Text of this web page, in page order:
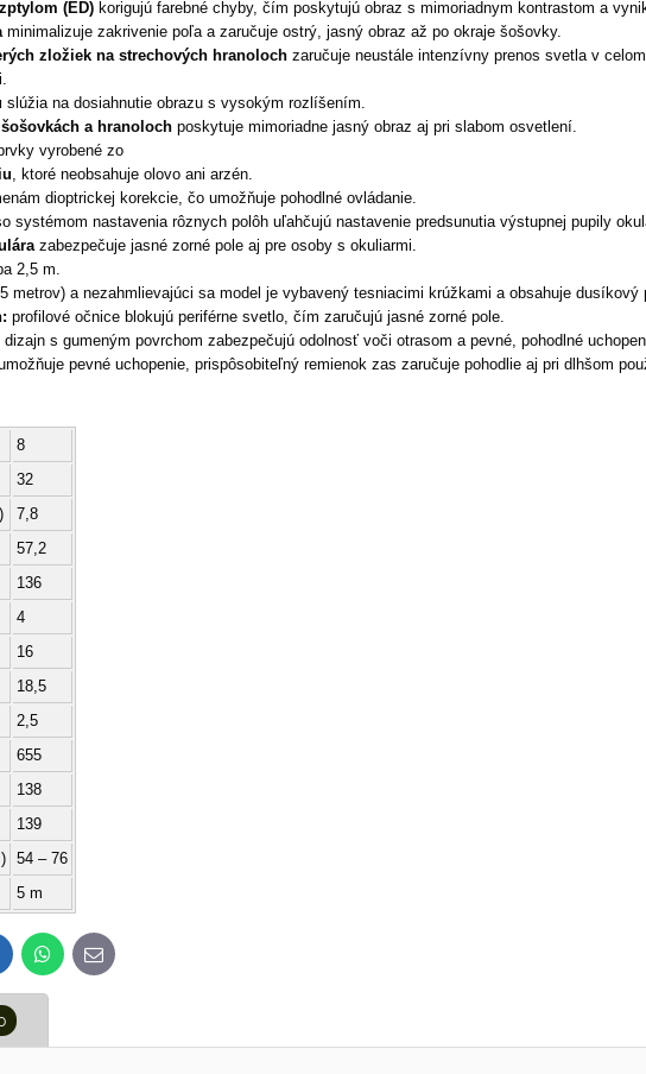
(ED) korigujú farebné chyby, čím poskytujú obraz s mimoriadnym kontrastom a
minimalizuje zakrivenie poľa a zaručuje ostrý, jasný obraz až po okraje šošovky.
zložiek na strechových hranoloch zaručuje neustále intenzívny prenos svetla v
slúžia na dosiahnutie obrazu s vysokým rozlíšením.
a hranoloch poskytuje mimoriadne jasný obraz aj pri slabom osvetlení.
vyrobené zo
, ktoré neobsahuje olovo ani arzén.
dioptrickej korekcie, čo umožňuje pohodlné ovládanie.
systémom nastavenia rôznych polôh uľahčujú nastavenie predsunutia výstupnej pupily
zabezpečuje jasné zorné pole aj pre osoby s okuliarmi.
2,5 m.
metrov) a nezahmlievajúci sa model je vybavený tesniacimi krúžkami a obsahuje dusíkový
profilové očnice blokujú periférne svetlo, čím zaručujú jasné zorné pole.
s gumeným povrchom zabezpečujú odolnosť voči otrasom a pevné, pohodlné
pevné uchopenie, prispôsobiteľný remienok zas zaručuje pohodlie aj pri dlhšom
8
32
7,8
57,2
136
4
16
18,5
2,5
655
138
139
54 – 76
5 m
WhatsApp
E-
mail